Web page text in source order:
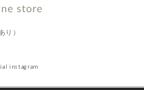
会員本人が退会手続きを行ってく
に、退会となります。
務)
き、その他当社が会員として不適
り）
instagram